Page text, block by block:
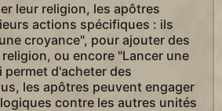
leur religion, les apôtres
actions spécifiques : ils
croyance", pour ajouter des
ou encore "Lancer une
d'acheter des
les apôtres peuvent engager
contre les autres unités